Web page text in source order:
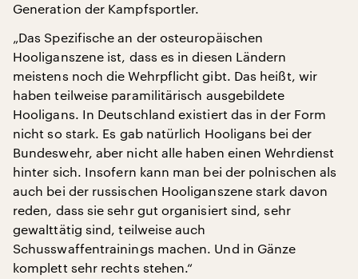
Generation der Kampfsportler.
„Das Spezifische an der osteuropäischen
Hooliganszene ist, dass es in diesen Ländern
meistens noch die Wehrpflicht gibt. Das heißt, wir
haben teilweise paramilitärisch ausgebildete
Hooligans. In Deutschland existiert das in der Form
nicht so stark. Es gab natürlich Hooligans bei der
Bundeswehr, aber nicht alle haben einen Wehrdienst
hinter sich. Insofern kann man bei der polnischen als
auch bei der russischen Hooliganszene stark davon
reden, dass sie sehr gut organisiert sind, sehr
gewalttätig sind, teilweise auch
Schusswaffentrainings machen. Und in Gänze
komplett sehr rechts stehen.“